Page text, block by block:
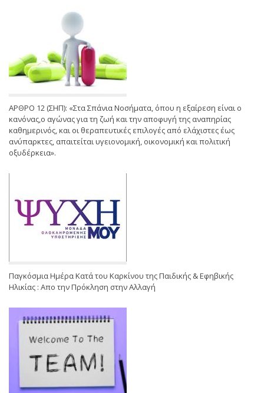
ΑΡΘΡΟ 12 (ΣΗΠ): «Στα Σπάνια Νοσήματα, όπου η εξαίρεση είναι ο
κανόνας,ο αγώνας για τη ζωή και την αποφυγή της αναπηρίας
καθημερινός, και οι θεραπευτικές επιλογές από ελάχιστες έως
ανύπαρκτες, απαιτείται υγειονομική, οικονομική και πολιτική
οξυδέρκεια».
Παγκόσμια Ημέρα Κατά του Καρκίνου της Παιδικής & Εφηβικής
Ηλικίας : Απο την Πρόκληση στην Αλλαγή